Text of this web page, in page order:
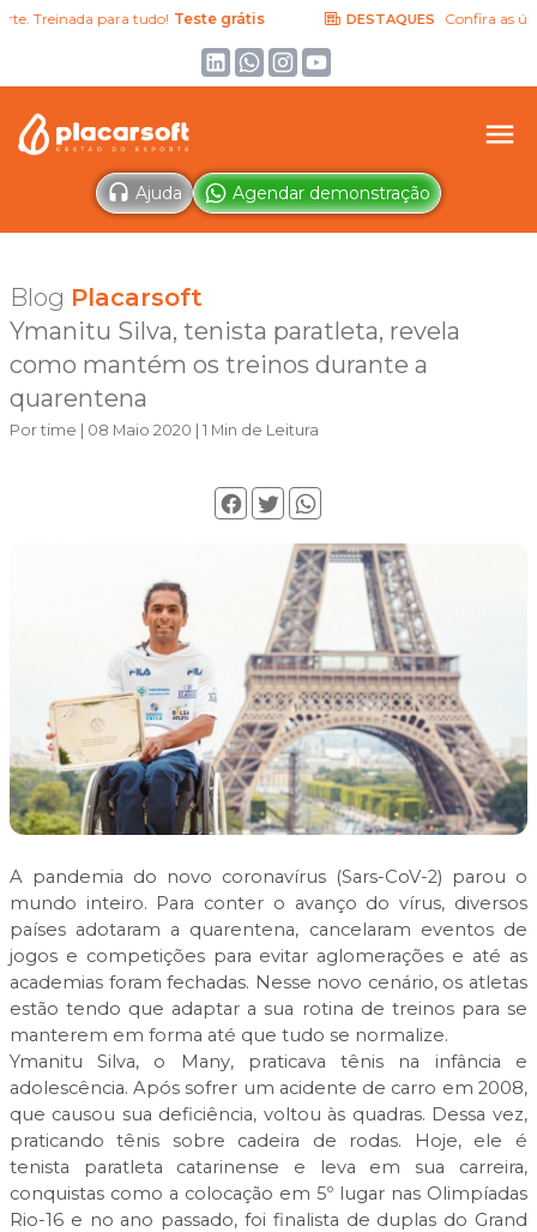
Treinada para tudo! Teste grátis DESTAQUES Confira as
Ajuda Agendar demonstração
Blog Placarsoft
Ymanitu Silva, tenista paratleta, revela
como mantém os treinos durante a
quarentena
Por time | 08 Maio 2020 | 1 Min de Leitura
A pandemia do novo coronavírus (Sars-CoV-2) parou o
mundo inteiro. Para conter o avanço do vírus, diversos
países adotaram a quarentena, cancelaram eventos de
jogos e competições para evitar aglomerações e até as
academias foram fechadas. Nesse novo cenário, os atletas
estão tendo que adaptar a sua rotina de treinos para se
manterem em forma até que tudo se normalize.
Ymanitu Silva, o Many, praticava tênis na infância e
adolescência. Após sofrer um acidente de carro em 2008,
que causou sua deficiência, voltou às quadras. Dessa vez,
praticando tênis sobre cadeira de rodas. Hoje, ele é
tenista paratleta catarinense e leva em sua carreira,
conquistas como a colocação em 5º lugar nas Olimpíadas
Rio-16 e no ano passado, foi finalista de duplas do Grand